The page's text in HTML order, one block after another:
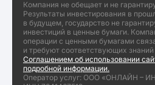
Компания не обещает и не
Результаты инвестирования в
в будущем, государство не
инвестиций в ценные бумаги.
операции с ценными бумагами
и требуют соответствующих
Соглашением об использовании
подробной информации.
Оператор услуг: ООО «ОНЛАЙН –